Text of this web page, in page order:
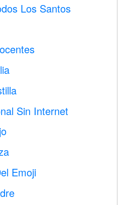
Los Santos
Sin Internet
Emoji